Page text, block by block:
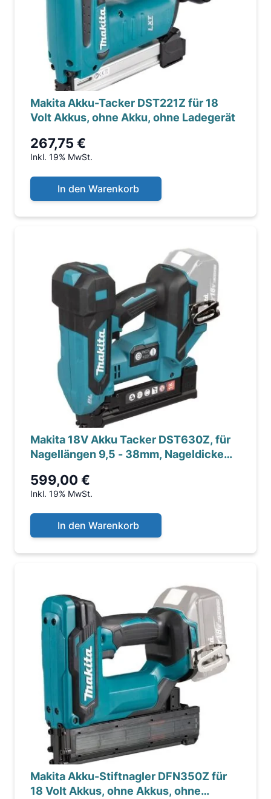
Makita Akku-Tacker DST221Z für 18
Volt Akkus, ohne Akku, ohne Ladegerät
267,75 €
Inkl. 19% MwSt.
In den Warenkorb
Makita 18V Akku Tacker DST630Z, für
Nagellängen 9,5 - 38mm, Nageldicke
599,00 €
Inkl. 19% MwSt.
In den Warenkorb
Makita Akku-Stiftnagler DFN350Z für
18 Volt Akkus, ohne Akkus, ohne